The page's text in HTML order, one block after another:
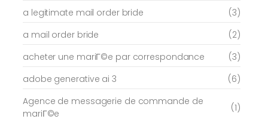
a legitimate mail order bride
(3)
a mail order bride
(2)
acheter une mariГ©e par correspondance
(3)
adobe generative ai 3
(6)
Agence de messagerie de commande de
mariГ©e
(1)